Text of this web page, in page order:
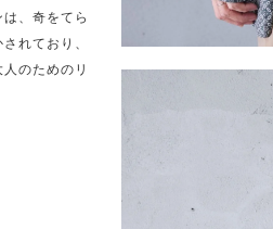
、奇をてら
れており、
のためのリ